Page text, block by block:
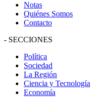
Notas
Quiénes Somos
Contacto
- SECCIONES
Política
Sociedad
La Región
Ciencia y Tecnología
Economía